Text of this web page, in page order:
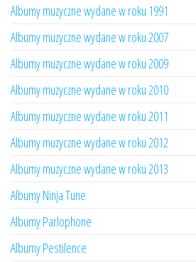
Albumy muzyczne wydane w roku 1991
Albumy muzyczne wydane w roku 2007
Albumy muzyczne wydane w roku 2009
Albumy muzyczne wydane w roku 2010
Albumy muzyczne wydane w roku 2011
Albumy muzyczne wydane w roku 2012
Albumy muzyczne wydane w roku 2013
Albumy Ninja Tune
Albumy Parlophone
Albumy Pestilence